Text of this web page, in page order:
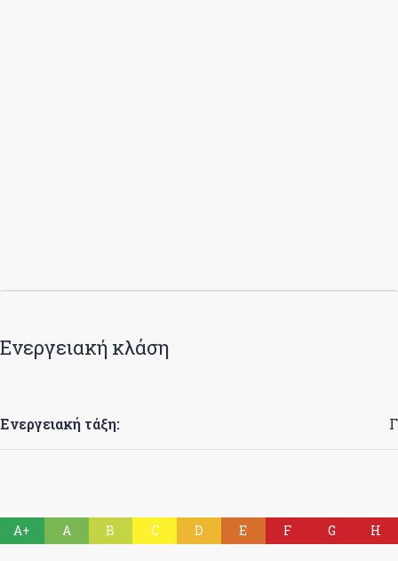
Ενεργειακή κλάση
Ενεργειακή τάξη: Γ
A+ A B C D E F G H